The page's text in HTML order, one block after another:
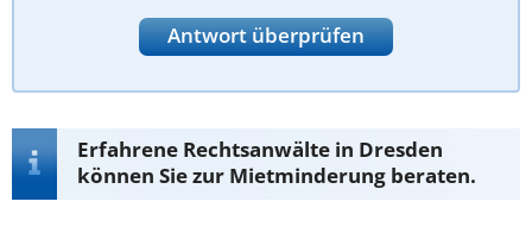
Antwort überprüfen
Erfahrene Rechtsanwälte in Dresden
können Sie zur Mietminderung beraten.